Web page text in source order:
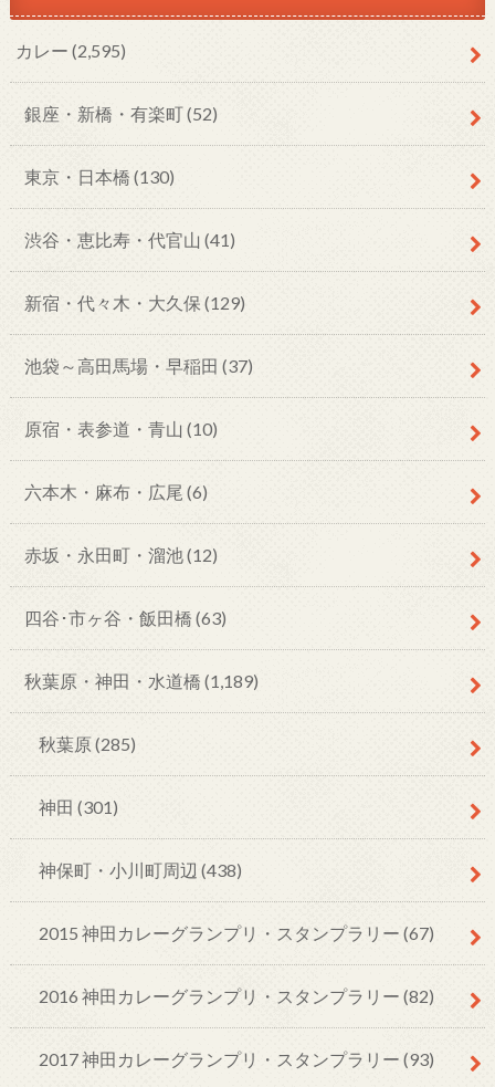
カレー (2,595)
銀座・新橋・有楽町(52)
東京・日本橋 (130)
渋谷・恵比寿・代官山 (41)
新宿・代々木・大久保 (129)
池袋～高田馬場・早稲田 (37)
原宿・表参道・青山 (10)
六本木・麻布・広尾 (6)
赤坂・永田町・溜池(12)
四谷･市ヶ谷・飯田橋 (63)
秋葉原・神田・水道橋 (1,189)
秋葉原 (285)
神田 (301)
神保町・小川町周辺 (438)
2015 神田カレーグランプリ・スタンプラリー (67)
2016 神田カレーグランプリ・スタンプラリー (82)
2017 神田カレーグランプリ・スタンプラリー (93)